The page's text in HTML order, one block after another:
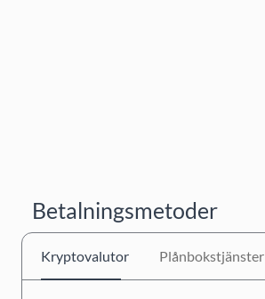
Betalningsmetoder
Kryptovalutor Plånbokstjänster